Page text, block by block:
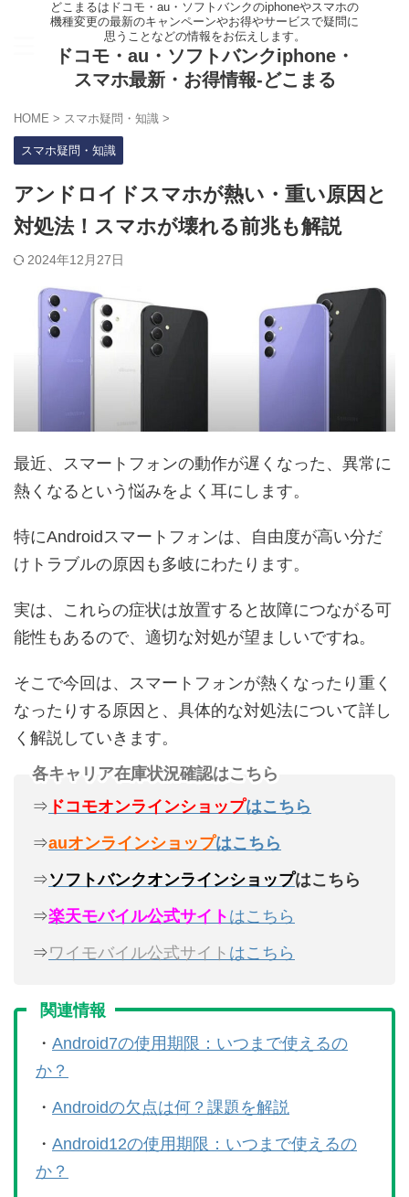
どこまるはドコモ・au・ソフトバンクのiphoneやスマホの
機種変更の最新のキャンペーンやお得やサービスで疑問に
思うことなどの情報をお伝えします。
ドコモ・au・ソフトバンクiphone・
スマホ最新・お得情報-どこまる
HOME > スマホ疑問・知識 >
スマホ疑問・知識
アンドロイドスマホが熱い・重い原因と
対処法！スマホが壊れる前兆も解説
2024年12月27日
最近、スマートフォンの動作が遅くなった、異常に
熱くなるという悩みをよく耳にします。
特にAndroidスマートフォンは、自由度が高い分だ
けトラブルの原因も多岐にわたります。
実は、これらの症状は放置すると故障につながる可
能性もあるので、適切な対処が望ましいですね。
そこで今回は、スマートフォンが熱くなったり重く
なったりする原因と、具体的な対処法について詳し
く解説していきます。
各キャリア在庫状況確認はこちら
⇒ ドコモオンラインショップはこちら
⇒auオンラインショップはこちら
⇒ソフトバンクオンラインショップはこちら
⇒楽天モバイル公式サイト はこちら
⇒ワイモバイル公式サイト はこちら
関連情報
・ Android7の使用期限：いつまで使えるの
か？
・ Androidの欠点は何？課題を解説
・ Android12の使用期限：いつまで使えるの
か？